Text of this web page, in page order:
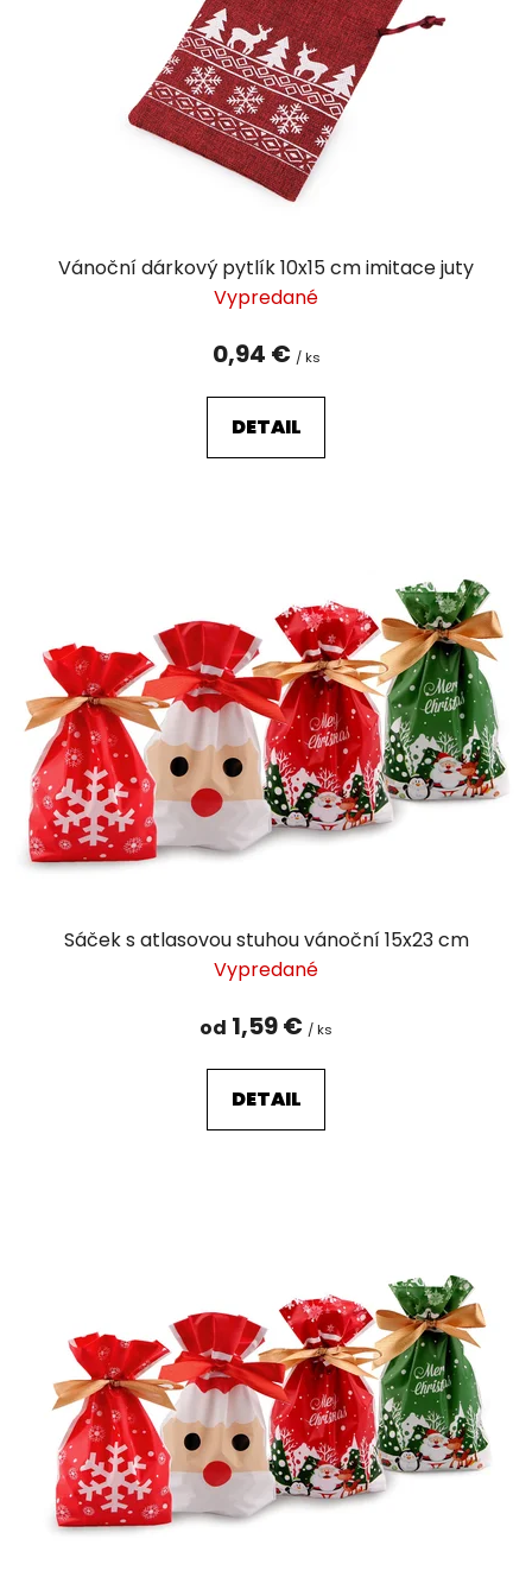
Vánoční dárkový pytlík 10x15 cm imitace juty
Vypredané
0,94 € / ks
DETAIL
Sáček s atlasovou stuhou vánoční 15x23 cm
Vypredané
od 1,59 € / ks
DETAIL